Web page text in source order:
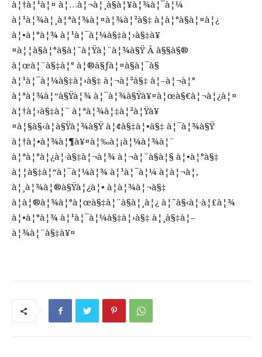
à¦†à¦¹à¦¤ à¦…à¦¬à¦¸à§à¦¥à¦¾à¦¯à¦¼
à¦¹à¦¾à¦¸à¦ªà¦¾à¦¤à¦¾à¦²à§‡ à¦­à¦°à§à¦¤à¦¿
à¦•à¦°à¦¾ à¦¹à¦¯à¦¼à§‡à¦›à§‡à¥
¤à¦¦à§à¦°à§à¦˜à¦Ÿà¦¨à¦¾à§Ÿ Â à§§à§®
à¦œà¦¨à§‡à¦° à¦®à§ƒà¦¤à§à¦¯à§
à¦¹à¦¯à¦¼à§‡à¦›à§‡ à¦¬à¦²à§‡ à¦–à¦¬à¦°
à¦ªà¦¾à¦“à§Ÿà¦¾ à¦¯à¦¾à§Ÿà¥¤à¦œà§€à¦¬à¦¿à¦¤
à¦†à¦›à§‡à¦¨ à¦ªà¦¾à¦‡à¦²à¦Ÿà¥
¤à¦§à§‹à¦à§Ÿà¦¾à§Ÿ à¦¢à§‡à¦•à§‡ à¦¯à¦¾à§Ÿ
à¦†à¦•à¦¾à¦¶à¥¤à¦‰à¦¡à¦¼à¦¾à¦¨
à¦ªà¦°à¦¿à¦·à§‡à¦¬à¦¾ à¦¬à¦¨à§à¦§ à¦•à¦°à§‡
à¦¦à§‡à¦“à¦¯à¦¼à¦¾ à¦¹à¦¯à¦¼ à¦à¦¬à¦‚
à¦¸à¦¾à¦®à§Ÿà¦¿à¦• à¦­à¦¾à¦¬à§‡
à¦à¦®à¦¾à¦°à¦œà§‡à¦¨à§à¦¸à¦¿ à¦˜à§‹à¦·à¦£à¦¾
à¦•à¦°à¦¾ à¦¹à¦¯à¦¼à§‡à¦›à§‡ à¦¸à§‡à¦–
à¦¾à¦¨à§‡à¥¤